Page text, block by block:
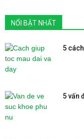
NỔI BẬT NHẤT
5
5 vấn